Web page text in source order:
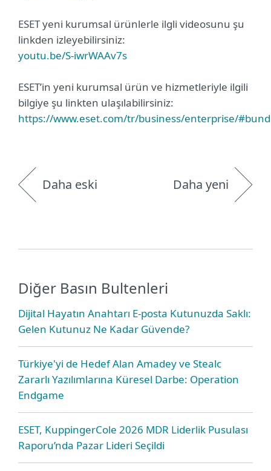
ESET yeni kurumsal ürünlerle ilgli videosunu şu
linkden izleyebilirsiniz:
youtu.be/S-iwrWAAv7s
ESET’in yeni kurumsal ürün ve hizmetleriyle ilgili
bilgiye şu linkten ulaşılabilirsiniz:
https://www.eset.com/tr/business/enterprise/
Daha eski Daha yeni
Diğer Basın Bultenleri
Dijital Hayatın Anahtarı E-posta Kutunuzda Saklı:
Gelen Kutunuz Ne Kadar Güvende?
Türkiye'yi de Hedef Alan Amadey ve Stealc
Zararlı Yazılımlarına Küresel Darbe: Operation
Endgame
ESET, KuppingerCole 2026 MDR Liderlik Pusulası
Raporu’nda Pazar Lideri Seçildi